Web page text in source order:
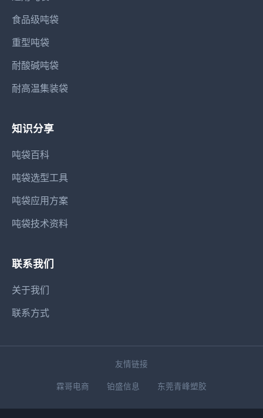
食品级吨袋
重型吨袋
耐酸碱吨袋
耐高温集装袋
知识分享
吨袋百科
吨袋选型工具
吨袋应用方案
吨袋技术资料
联系我们
关于我们
联系方式
友情链接
霖哥电商
铂盛信息 东莞青峰塑胶